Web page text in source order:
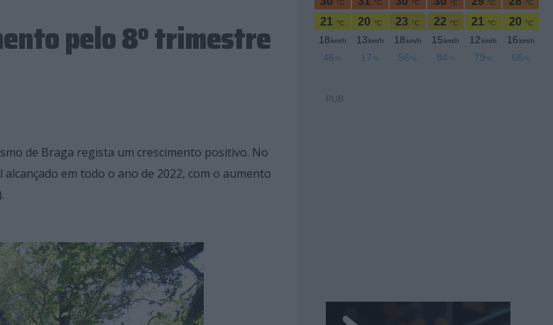
pelo 8º trimestre
de Braga regista um crescimento positivo. No
em todo o ano de 2022, com o aumento
PUB